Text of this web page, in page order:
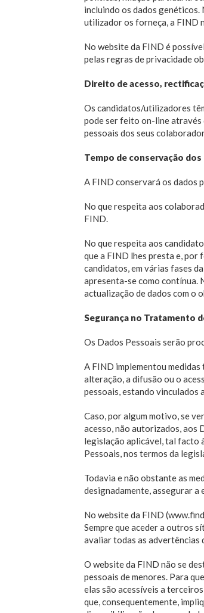
incluindo os dados genéticos.
utilizador os forneça, a FIND
No website da FIND é
pelas regras de privacidade
Direito de acesso,
Os candidatos/utilizadores
pode ser feito on-line através
pessoais dos seus
Tempo de conservação
A FIND conservará os dados
No que respeita aos
FIND.
No que respeita aos
que a FIND lhes presta e, por
candidatos, em várias fases
apresenta-se como contínua.
actualização de dados com o
Segurança no Tratamento
Os Dados Pessoais serão
A FIND implementou
alteração, a difusão ou o
pessoais, estando vinculados
Caso, por algum motivo, se
acesso, não autorizados, aos
legislação aplicável, tal facto
Pessoais, nos termos da
Todavia e não obstante as
designadamente, assegurar a
No website da FIND
Sempre que aceder a outros
avaliar todas as advertências
O website da FIND não se
pessoais de menores. Para
elas são acessíveis a
que, consequentemente,